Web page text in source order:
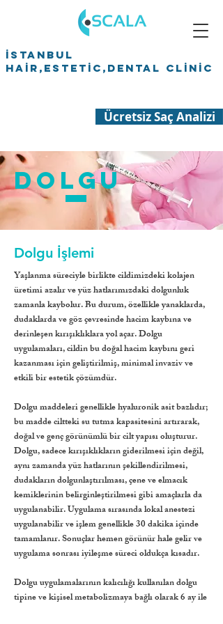
İSTANBUL
HAİR,ESTETİC,DENTAL CLİNİC
Ücretsiz Saç Analizi
dOLGU
Dolgu İşlemi
Yaşlanma süreciyle birlikte cildimizdeki kolajen
üretimi azalır ve yüz hatlarımızdaki dolgunluk
zamanla kaybolur. Bu durum, özellikle yanaklarda,
dudaklarda ve göz çevresinde hacim kaybına ve
derinleşen kırışıklıklara yol açar. Dolgu
uygulamaları, cildin bu doğal hacim kaybını geri
kazanması için geliştirilmiş, minimal invaziv ve
etkili bir estetik çözümdür.
Dolgu maddeleri genellikle hyaluronik asit bazlıdır;
bu madde ciltteki su tutma kapasitesini artırarak,
doğal ve genç görünümlü bir cilt yapısı oluşturur.
Dolgu, sadece kırışıklıkların giderilmesi için değil,
aynı zamanda yüz hatlarının şekillendirilmesi,
dudakların dolgunlaştırılması, çene ve elmacık
kemiklerinin belirginleştirilmesi gibi amaçlarla da
uygulanabilir. Uygulama sırasında lokal anestezi
uygulanabilir ve işlem genellikle 30 dakika içinde
tamamlanır. Sonuçlar hemen görünür hale gelir ve
uygulama sonrası iyileşme süreci oldukça kısadır.
Dolgu uygulamalarının kalıcılığı kullanılan dolgu
tipine ve kişisel metabolizmaya bağlı olarak 6 ay ile